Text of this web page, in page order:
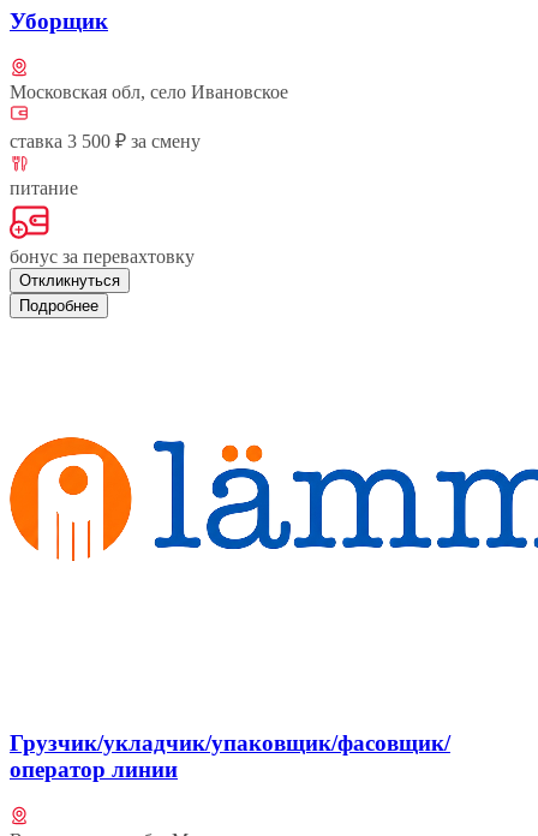
Уборщик
Московская обл, село Ивановское
ставка 3 500 ₽ за смену
питание
бонус за перевахтовку
Откликнуться
Подробнее
Грузчик/укладчик/упаковщик/фасовщик/
оператор линии